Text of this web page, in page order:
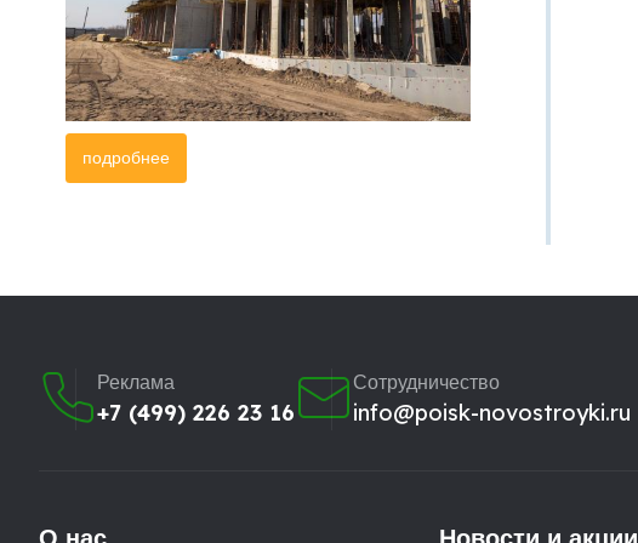
подробнее
Реклама
+7 (499) 226 23 16
Сотрудничество
info@poisk-novostroyki.ru